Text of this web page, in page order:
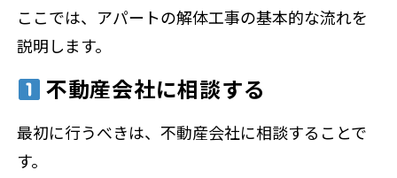
ここでは、アパートの解体工事の基本的な流れを
説明します。
不動産会社に相談する
最初に行うべきは、不動産会社に相談することで
す。